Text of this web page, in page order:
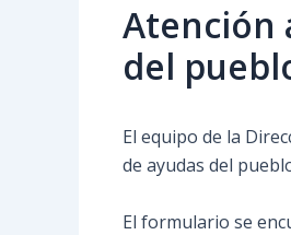
Atención
del
El equipo de la
de ayudas del
El formulario se